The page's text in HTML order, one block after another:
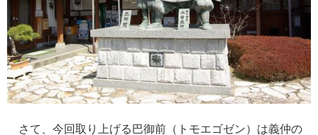
さて、今回取り上げる巴御前（トモエゴゼン）は義仲の